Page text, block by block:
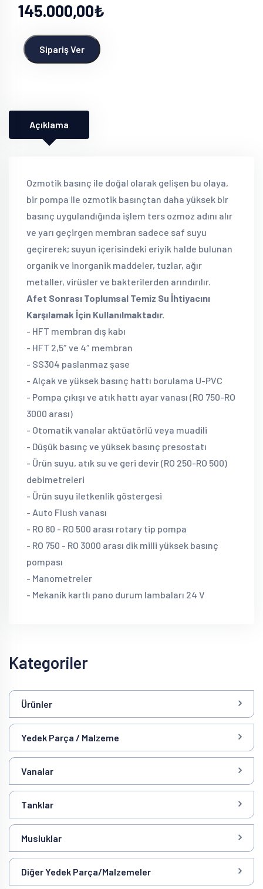
145.000,00₺
Sipariş Ver
Açıklama
Ozmotik basınç ile doğal olarak gelişen bu olaya,
bir pompa ile ozmotik basınçtan daha yüksek bir
basınç uygulandığında işlem ters ozmoz adını alır
ve yarı geçirgen membran sadece saf suyu
geçirerek; suyun içerisindeki eriyik halde bulunan
organik ve inorganik maddeler, tuzlar, ağır
metaller, virüsler ve bakterilerden arındırılır.
Afet Sonrası Toplumsal Temiz Su İhtiyacını
Karşılamak İçin Kullanılmaktadır.
- HFT membran dış kabı
- HFT 2,5″ ve 4″ membran
- SS304 paslanmaz şase
- Alçak ve yüksek basınç hattı borulama U-PVC
- Pompa çıkışı ve atık hattı ayar vanası (RO 750-RO
3000 arası)
- Otomatik vanalar aktüatörlü veya muadili
- Düşük basınç ve yüksek basınç presostatı
- Ürün suyu, atık su ve geri devir (RO 250-RO 500)
debimetreleri
- Ürün suyu iletkenlik göstergesi
- Auto Flush vanası
- RO 80 - RO 500 arası rotary tip pompa
- RO 750 - RO 3000 arası dik milli yüksek basınç
pompası
- Manometreler
- Mekanik kartlı pano durum lambaları 24 V
Kategoriler
Ürünler
Yedek Parça / Malzeme
Vanalar
Tanklar
Musluklar
Diğer Yedek Parça/Malzemeler